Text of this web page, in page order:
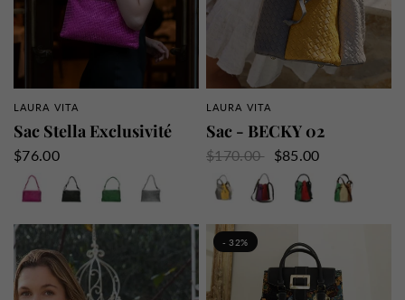
APERÇU RAPIDE
LAURA VITA
Sac Stella Exclusivité
$76.00
Rose
Argent
Doré
APERÇU RAPIDE
LAURA VITA
Sac - BECKY 02
$170.00
$85.00
Gris
Choco Noir Camel
- 32%